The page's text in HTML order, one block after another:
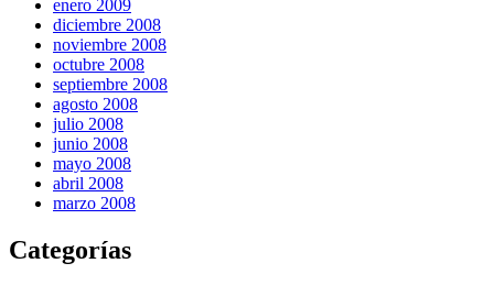
enero 2009
diciembre 2008
noviembre 2008
octubre 2008
septiembre 2008
agosto 2008
julio 2008
junio 2008
mayo 2008
abril 2008
marzo 2008
Categorías